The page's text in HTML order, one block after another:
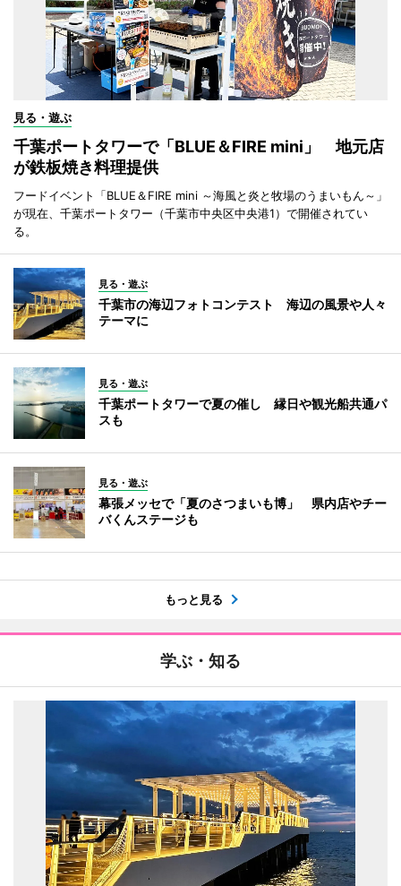
見る・遊ぶ
千葉ポートタワーで「BLUE＆FIRE mini」 地元店
が鉄板焼き料理提供
フードイベント「BLUE＆FIRE mini ～海風と炎と牧場のうまいもん～」
が現在、千葉ポートタワー（千葉市中央区中央港1）で開催されてい
る。
見る・遊ぶ
千葉市の海辺フォトコンテスト 海辺の風景や人々
テーマに
見る・遊ぶ
千葉ポートタワーで夏の催し 縁日や観光船共通パ
スも
見る・遊ぶ
幕張メッセで「夏のさつまいも博」 県内店やチー
バくんステージも
もっと見る
学ぶ・知る